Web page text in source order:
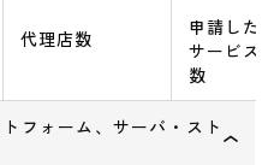
代理店数
申請した
サービス
数
フォーム、サーバ・スト